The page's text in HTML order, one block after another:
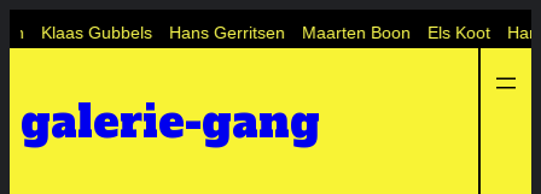
naar
inhoud
Klaas Gubbels Hans Gerritsen Maarten Boon Els Koot
galerie-gang